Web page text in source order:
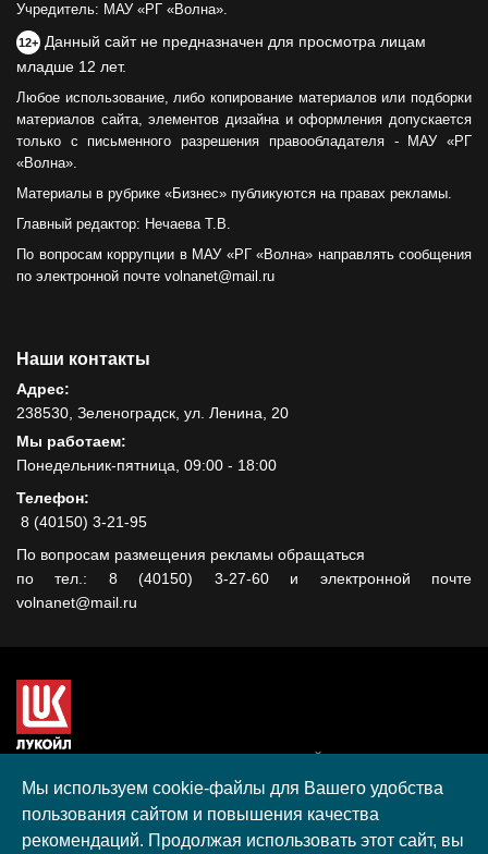
Учредитель: МАУ «РГ «Волна».
12+ Данный сайт не предназначен для просмотра лицам
младше 12 лет.
Любое использование, либо копирование материалов или подборки
материалов сайта, элементов дизайна и оформления допускается
только с письменного разрешения правообладателя - МАУ «РГ
«Волна».
Материалы в рубрике «Бизнес» публикуются на правах рекламы.
Главный редактор: Нечаева Т.В.
По вопросам коррупции в МАУ «РГ «Волна» направлять сообщения
по электронной почте volnanet@mail.ru
Наши контакты
Адрес:
238530, Зеленоградск, ул. Ленина, 20
Мы работаем:
Понедельник-пятница, 09:00 - 18:00
Телефон:
8 (40150) 3-21-95
По вопросам размещения рекламы обращаться
по тел.: 8 (40150) 3-27-60 и электронной почте
volnanet@mail.ru
гранта, полученного в рамках XIII Конкурса социальных и
культурных проектов ПАО "ЛУКОЙЛ" на территории
Калининградской области в 2020 году
Мы используем cookie-файлы для Вашего удобства
пользования сайтом и повышения качества
рекомендаций. Продолжая использовать этот сайт, вы